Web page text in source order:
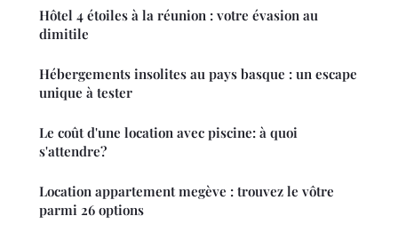
Hôtel 4 étoiles à la réunion : votre évasion au
dimitile
Hébergements insolites au pays basque : un escape
unique à tester
Le coût d'une location avec piscine: à quoi
s'attendre?
Location appartement megève : trouvez le vôtre
parmi 26 options